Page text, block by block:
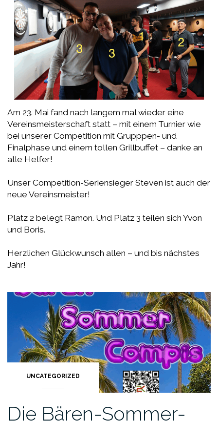
Am 23. Mai fand nach langem mal wieder eine
Vereinsmeisterschaft statt – mit einem Turnier wie
bei unserer Competition mit Grupppen- und
Finalphase und einem tollen Grillbuffet – danke an
alle Helfer!
Unser Competition-Seriensieger Steven ist auch der
neue Vereinsmeister!
Platz 2 belegt Ramon. Und Platz 3 teilen sich Yvon
und Boris.
Herzlichen Glückwunsch allen – und bis nächstes
Jahr!
UNCATEGORIZED
Die Bären-Sommer-